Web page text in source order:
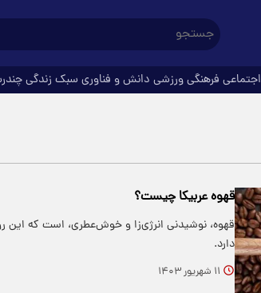
اجتماعی فرهنگیورزشی دانش و فناوری سبک زندگی
قهوه عربیکا چیست؟
قهوه، نوشیدنی انرژی‌زا و خوش‌عطری، است که این
دارد.
۱۱ شهریور ۱۴۰۳